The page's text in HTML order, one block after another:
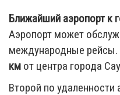
Ближайший аэропорт к
Аэропорт может
международные рейсы.
км от центра города
Второй по удаленности